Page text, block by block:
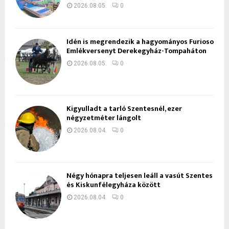
2026.08.05. 0
Idén is megrendezik a hagyományos Furioso
Emlékversenyt Derekegyház-Tompaháton
2026.08.05. 0
Kigyulladt a tarló Szentesnél, ezer
négyzetméter lángolt
2026.08.04. 0
Négy hónapra teljesen leáll a vasút Szentes
és Kiskunfélegyháza között
2026.08.04. 0